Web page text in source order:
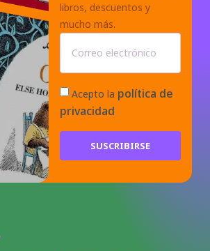
libros, descuentos y
mucho más.
Acepto la política de
privacidad
SUSCRIBIRSE